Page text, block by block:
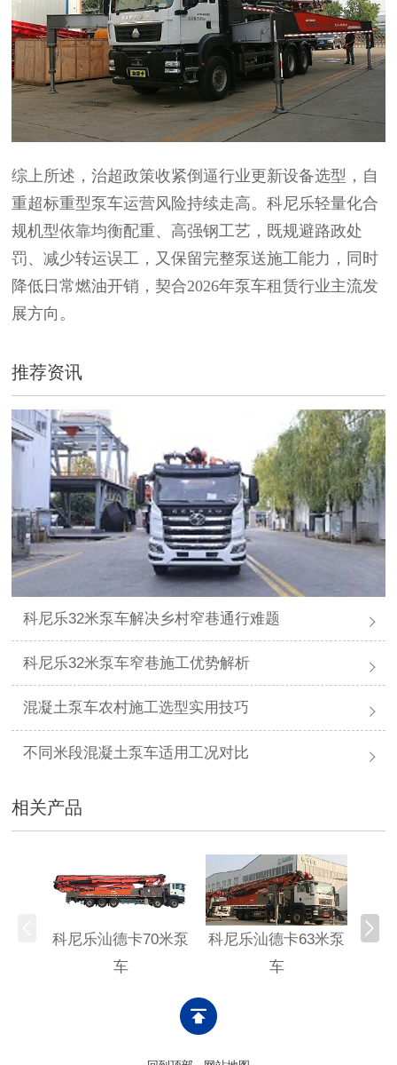
综上所述，治超政策收紧倒逼行业更新设备选型，自
重超标重型泵车运营风险持续走高。科尼乐轻量化合
规机型依靠均衡配重、高强钢工艺，既规避路政处
罚、减少转运误工，又保留完整泵送施工能力，同时
降低日常燃油开销，契合2026年泵车租赁行业主流发
展方向。
推荐资讯
科尼乐32米泵车解决乡村窄巷通行难题
科尼乐32米泵车窄巷施工优势解析
混凝土泵车农村施工选型实用技巧
不同米段混凝土泵车适用工况对比
相关产品
科尼乐汕德卡70米泵
车
科尼乐汕德卡63米泵
车
科